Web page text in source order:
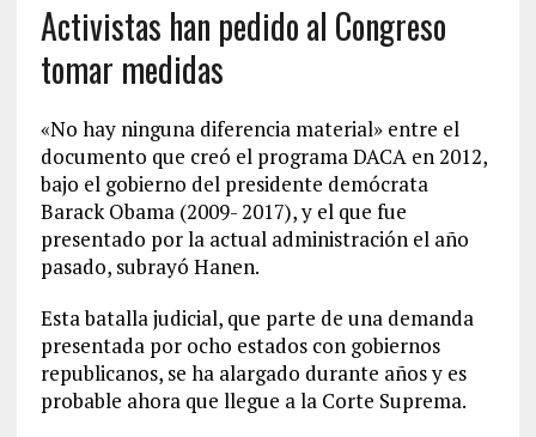
Activistas han pedido al Congreso
tomar medidas
«No hay ninguna diferencia material» entre el
documento que creó el programa DACA en 2012,
bajo el gobierno del presidente demócrata
Barack Obama (2009- 2017), y el que fue
presentado por la actual administración el año
pasado, subrayó Hanen.
Esta batalla judicial, que parte de una demanda
presentada por ocho estados con gobiernos
republicanos, se ha alargado durante años y es
probable ahora que llegue a la Corte Suprema.